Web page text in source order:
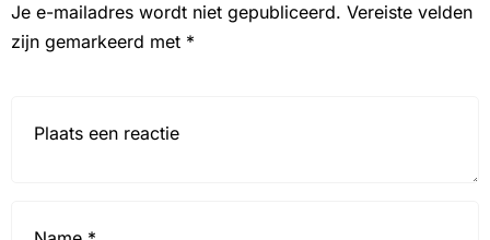
Je e-mailadres wordt niet gepubliceerd. Vereiste velden
zijn gemarkeerd met *